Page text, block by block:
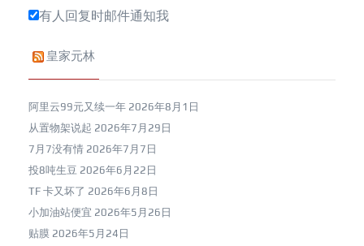
有人回复时邮件通知我
皇家元林
阿里云99元又续一年 2026年8月1日
从置物架说起 2026年7月29日
7月7没有情 2026年7月7日
投8吨生豆 2026年6月22日
TF 卡又坏了 2026年6月8日
小加油站便宜 2026年5月26日
贴膜 2026年5月24日